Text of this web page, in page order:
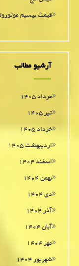
قیمت بیسیم موتورولا
آرشیو مطالب
مرداد ۱۴۰۵
تیر ۱۴۰۵
خرداد ۱۴۰۵
اردیبهشت ۱۴۰۵
اسفند ۱۴۰۴
بهمن ۱۴۰۴
دی ۱۴۰۴
آذر ۱۴۰۴
آبان ۱۴۰۴
مهر ۱۴۰۴
شهریور ۱۴۰۴